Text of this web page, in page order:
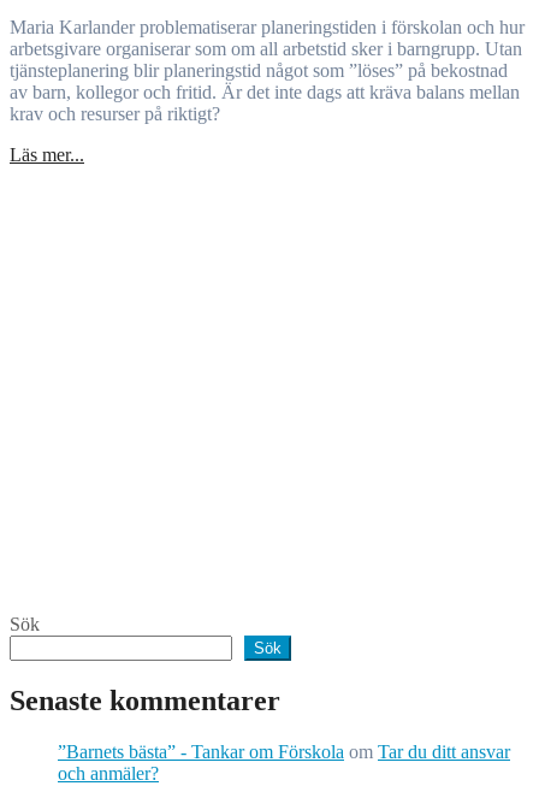
Maria Karlander problematiserar planeringstiden i förskolan och hur
arbetsgivare organiserar som om all arbetstid sker i barngrupp. Utan
tjänsteplanering blir planeringstid något som ”löses” på bekostnad
av barn, kollegor och fritid. Är det inte dags att kräva balans mellan
krav och resurser på riktigt?
Läs mer...
Sök
Sök
Senaste kommentarer
”Barnets bästa” - Tankar om Förskola om Tar du ditt ansvar
och anmäler?